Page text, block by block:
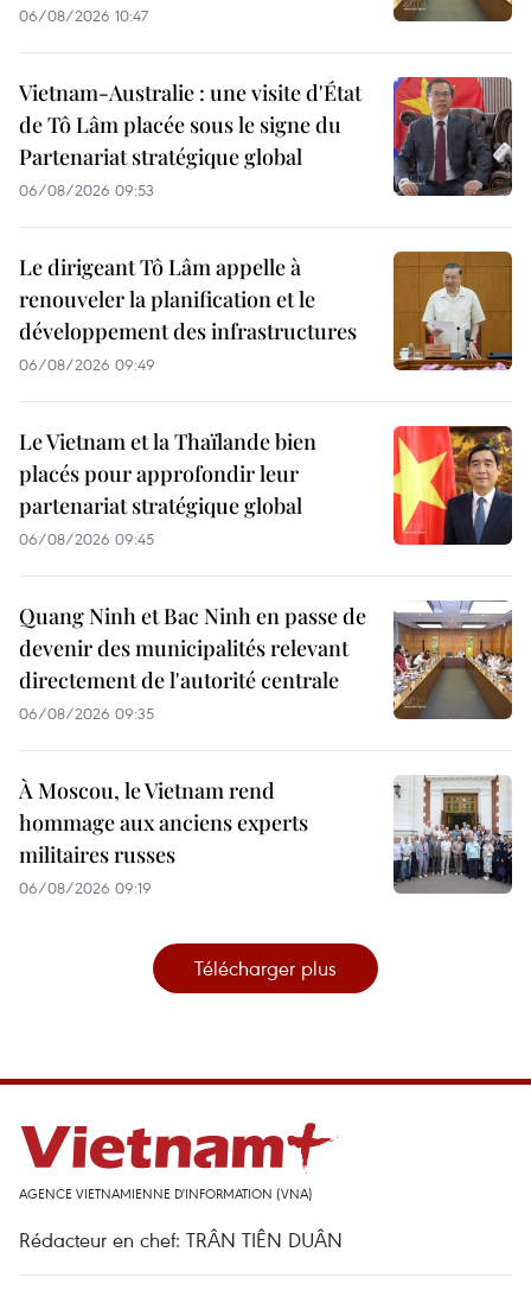
06/08/2026 10:47
Vietnam-Australie : une visite d'État
de Tô Lâm placée sous le signe du
Partenariat stratégique global
06/08/2026 09:53
Le dirigeant Tô Lâm appelle à
renouveler la planification et le
développement des infrastructures
06/08/2026 09:49
Le Vietnam et la Thaïlande bien
placés pour approfondir leur
partenariat stratégique global
06/08/2026 09:45
Quang Ninh et Bac Ninh en passe de
devenir des municipalités relevant
directement de l'autorité centrale
06/08/2026 09:35
À Moscou, le Vietnam rend
hommage aux anciens experts
militaires russes
06/08/2026 09:19
Télécharger plus
AGENCE VIETNAMIENNE D'INFORMATION (VNA)
Rédacteur en chef: TRÂN TIÊN DUÂN